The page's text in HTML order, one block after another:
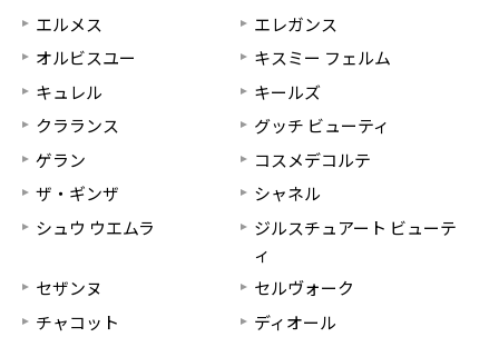
エルメス
エレガンス
オルビスユー
キスミー フェルム
キュレル
キールズ
クラランス
グッチ ビューティ
ゲラン
コスメデコルテ
ザ・ギンザ
シャネル
シュウ ウエムラ
ジルスチュアート ビューテ
ィ
セザンヌ
セルヴォーク
チャコット
ディオール